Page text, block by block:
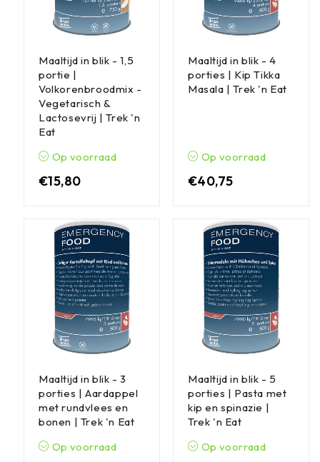
Maaltijd in blik - 1,5
portie |
Volkorenbroodmix -
Vegetarisch &
Lactosevrij | Trek 'n
Eat
Op voorraad
€15,80
Maaltijd in blik - 4
porties | Kip Tikka
Masala | Trek 'n Eat
Op voorraad
€40,75
Maaltijd in blik - 3
porties | Aardappel
met rundvlees en
bonen | Trek 'n Eat
Op voorraad
Maaltijd in blik - 5
porties | Pasta met
kip en spinazie |
Trek 'n Eat
Op voorraad